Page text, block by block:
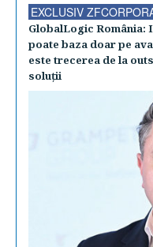
EXCLUSIV
GlobalLogic România:
poate baza doar pe
este trecerea de la
soluţii